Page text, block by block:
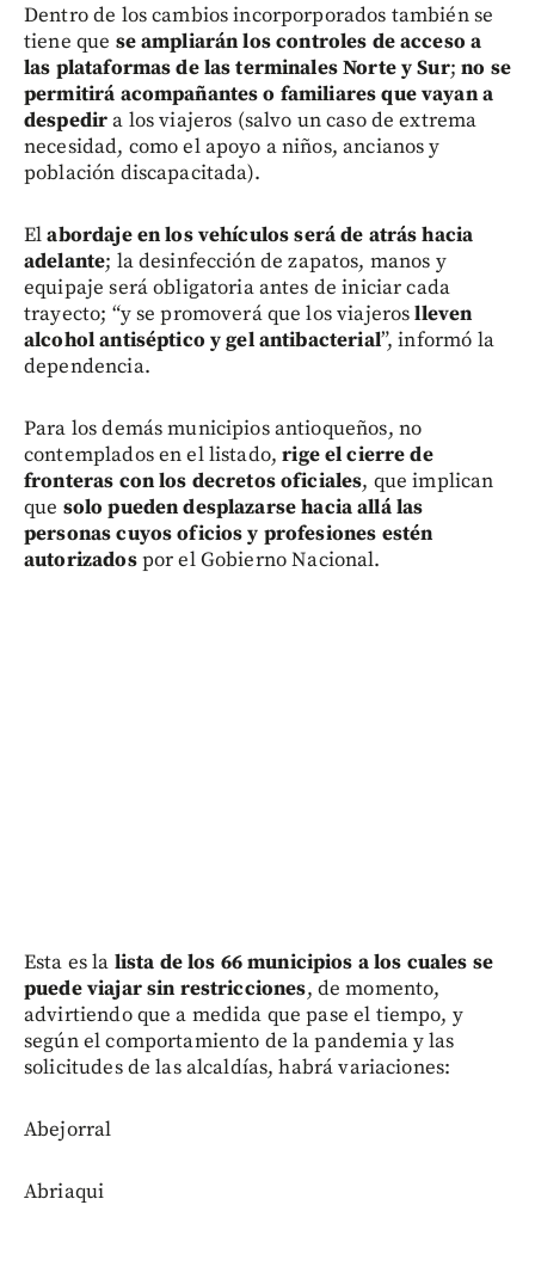
Dentro de los cambios incorporporados también se
tiene que se ampliarán los controles de acceso a
las plataformas de las terminales Norte y Sur;no se
permitirá acompañantes o familiares que vayan a
despedira los viajeros (salvo un caso de extrema
necesidad, como el apoyo a niños, ancianos y
población discapacitada).
Elabordaje en los vehículos será de atrás hacia
adelante; la desinfección de zapatos, manos y
equipaje será obligatoria antes de iniciar cada
trayecto; “y se promoverá que los viajeroslleven
alcohol antiséptico y gel antibacterial”, informó la
dependencia.
Para los demás municipios antioqueños, no
contemplados en el listado,rige el cierre de
fronteras con los decretos oficiales, que implican
que solo pueden desplazarse hacia allá las
personas cuyos oficios y profesiones estén
autorizadospor el Gobierno Nacional.
Esta es la lista de los 66 municipios a los cuales se
puede viajar sin restricciones, de momento,
advirtiendo que a medida que pase el tiempo, y
según el comportamiento de la pandemia y las
solicitudes de las alcaldías, habrá variaciones:
Abejorral
Abriaqui